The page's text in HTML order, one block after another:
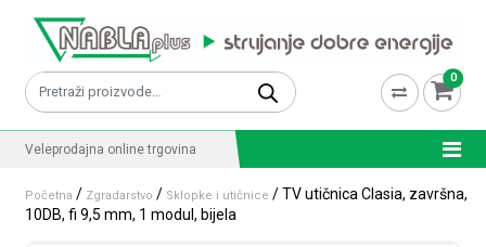
Pretraži: 0
Veleprodajna online trgovina
Početna / Zgradarstvo / Sklopke i utičnice / TV utičnica Clasia, završna,
10DB, fi 9,5 mm, 1 modul, bijela